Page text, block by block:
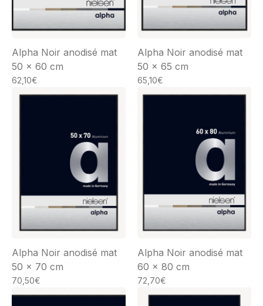
Alpha Noir anodisé mat
50 x 60 cm
62,10€
Alpha Noir anodisé mat
50 x 65 cm
65,10€
Alpha Noir anodisé mat
50 x 70 cm
70,50€
Alpha Noir anodisé mat
60 x 80 cm
72,70€